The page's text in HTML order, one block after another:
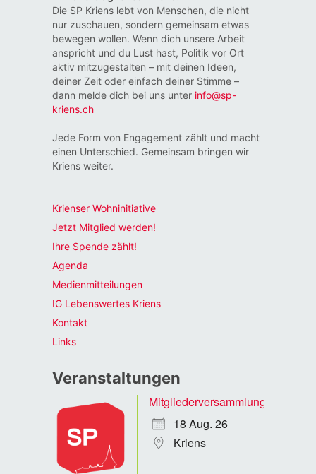
Die SP Kriens lebt von Menschen, die nicht
nur zuschauen, sondern gemeinsam etwas
bewegen wollen. Wenn dich unsere Arbeit
anspricht und du Lust hast, Politik vor Ort
aktiv mitzugestalten – mit deinen Ideen,
deiner Zeit oder einfach deiner Stimme –
dann melde dich bei uns unter info@sp-
kriens.ch
Jede Form von Engagement zählt und macht
einen Unterschied. Gemeinsam bringen wir
Kriens weiter.
Krienser Wohninitiative
Jetzt Mitglied werden!
Ihre Spende zählt!
Agenda
Medienmitteilungen
IG Lebenswertes Kriens
Kontakt
Links
Veranstaltungen
Mitgliederversammlung
18 Aug. 26
Kriens